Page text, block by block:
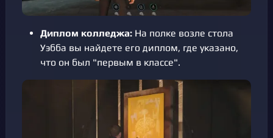
Диплом колледжа: На полке возле стола
Уэбба вы найдете его диплом, где указано,
что он был "первым в классе".